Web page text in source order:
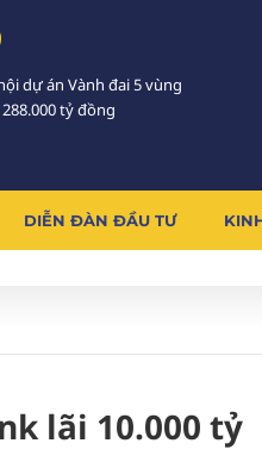
dự án Vành đai 5 vùng
tỷ đồng
DIỄN ĐÀN ĐẦU TƯ
lãi 10.000 tỷ